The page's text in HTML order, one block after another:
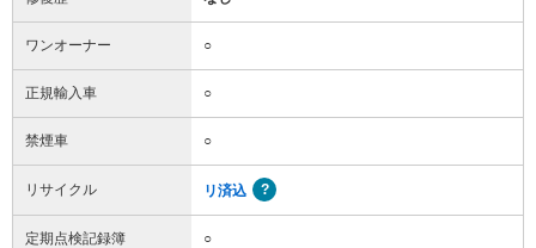
ワンオーナー ○
正規輸入車 ○
禁煙車 ○
リサイクル リ済込
定期点検記録簿 ○